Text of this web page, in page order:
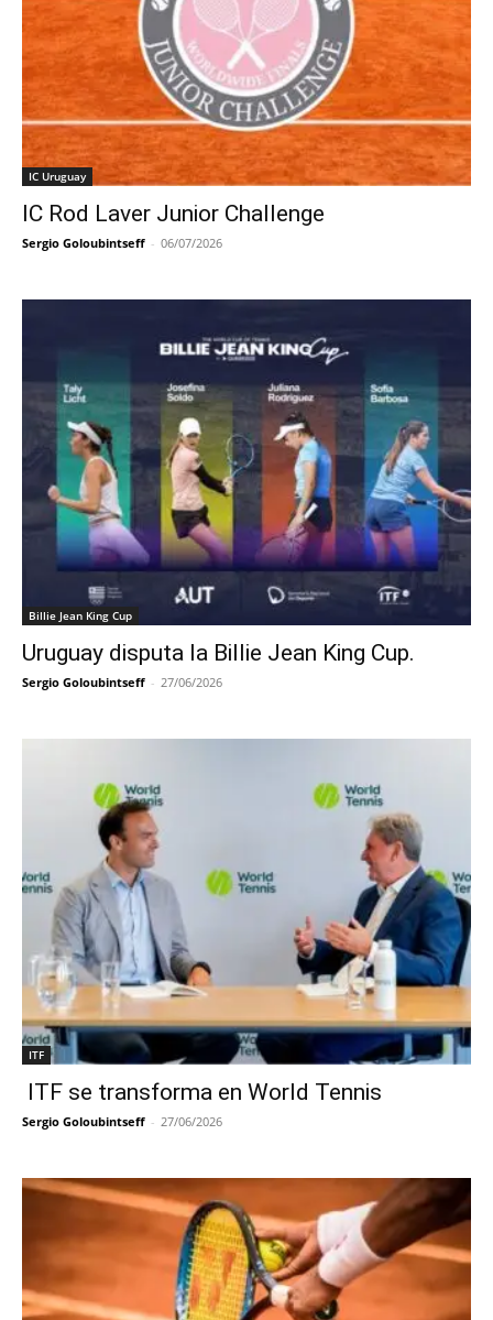
IC Uruguay
IC Rod Laver Junior Challenge
Sergio Goloubintseff - 06/07/2026
Billie Jean King Cup
Uruguay disputa la Billie Jean King Cup.
Sergio Goloubintseff - 27/06/2026
ITF
ITF se transforma en World Tennis
Sergio Goloubintseff - 27/06/2026